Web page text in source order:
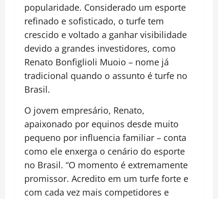
popularidade. Considerado um esporte
refinado e sofisticado, o turfe tem
crescido e voltado a ganhar visibilidade
devido a grandes investidores, como
Renato Bonfiglioli Muoio – nome já
tradicional quando o assunto é turfe no
Brasil.
O jovem empresário, Renato,
apaixonado por equinos desde muito
pequeno por influencia familiar – conta
como ele enxerga o cenário do esporte
no Brasil. “O momento é extremamente
promissor. Acredito em um turfe forte e
com cada vez mais competidores e